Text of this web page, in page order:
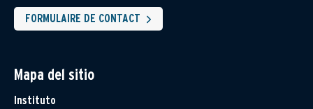
FORMULAIRE DE CONTACT
Mapa del sitio
Instituto